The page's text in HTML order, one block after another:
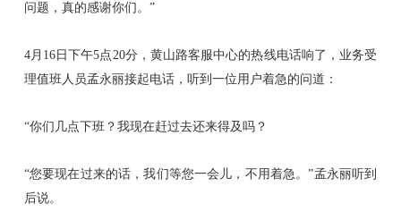
问题，真的感谢你们 。 ”
4月16日下午5点20分，黄山路客服中心的热线电话响了，业务受
理值班人员孟永丽接起电话，听到一位用户着急的问道 ：
“你们几点下班？我现在赶过去还来得及吗？
“您要现在过来的话，我们等您一会儿，不用着急。”孟永丽听到
后说。